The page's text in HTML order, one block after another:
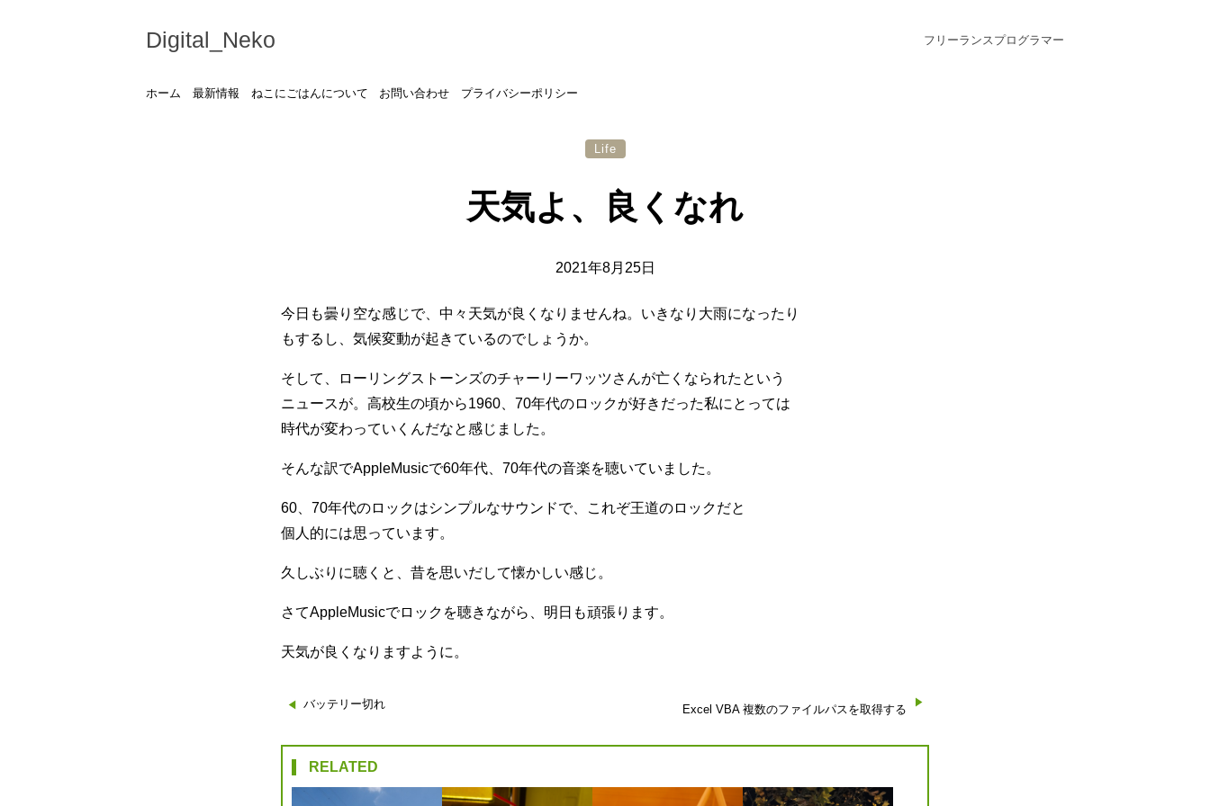
Digital_Neko フリーランスプログラマー
ホーム 最新情報 ねこにごはんについて お問い合わせ プライバシーポリシー
Life
天気よ、良くなれ
2021年8月25日
今日も曇り空な感じで、中々天気が良くなりませんね。いきなり大雨になったり
もするし、気候変動が起きているのでしょうか。
そして、ローリングストーンズのチャーリーワッツさんが亡くなられたという
ニュースが。高校生の頃から1960、70年代のロックが好きだった私にとっては
時代が変わっていくんだなと感じました。
そんな訳でAppleMusicで60年代、70年代の音楽を聴いていました。
60、70年代のロックはシンプルなサウンドで、これぞ王道のロックだと
個人的には思っています。
久しぶりに聴くと、昔を思いだして懐かしい感じ。
さてAppleMusicでロックを聴きながら、明日も頑張ります。
天気が良くなりますように。
投
稿
ナ
バッテリー切れ Excel VBA 複数のファイルパスを取得する
RELATED